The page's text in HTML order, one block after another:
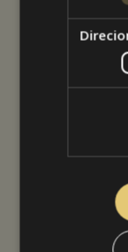
empresa
Party Tents.
Claro que
retrácteis,
Shutter